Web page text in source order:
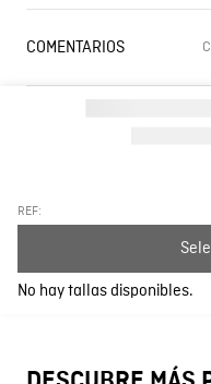
REF:
No hay tallas disponibles.
COMENTARIOS
Cargando el resumen…